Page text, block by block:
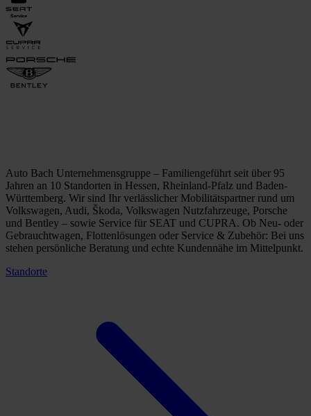
Auto Bach Unternehmensgruppe – Familiengeführt seit über 95
Jahren an 10 Standorten in Hessen, Rheinland-Pfalz und Baden-
Württemberg. Wir sind Ihr verlässlicher Mobilitätspartner rund um
Volkswagen, Audi, Škoda, Volkswagen Nutzfahrzeuge, Porsche
und Bentley – sowie Service für SEAT und CUPRA. Ob Neu- oder
Gebrauchtwagen, Flottenlösungen oder Service & Zubehör: Bei uns
stehen persönliche Beratung und echte Kundennähe im Mittelpunkt.
Standorte